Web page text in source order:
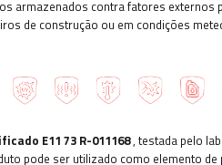
armazenados contra fatores externos
de construção ou em condições
E11 73 R-011168, testada pelo
pode ser utilizado como elemento